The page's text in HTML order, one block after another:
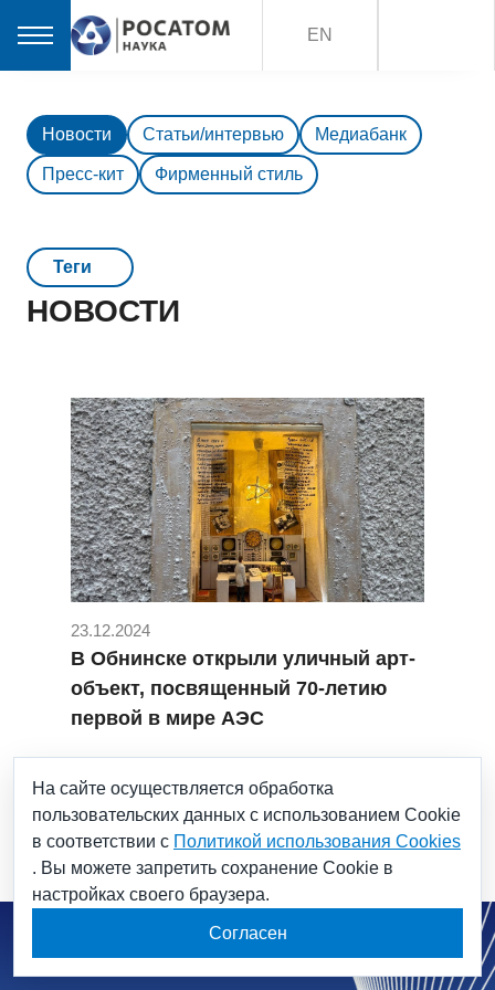
EN
Новости Статьи/интервью Медиабанк
Пресс-кит Фирменный стиль
НОВОСТИ
23.12.2024
В Обнинске открыли уличный арт-
объект, посвященный 70-летию
первой в мире АЭС
#ГНЦ РФ ФЭИ
#Росатом Наука
#70-летие Первой в мире АЭС
#Обнинск
Teги
На сайте осуществляется обработка
пользовательских данных с использованием Cookie
в соответствии с Политикой использования Cookies
. Вы можете запретить сохранение Cookie в
настройках своего браузера.
Согласен